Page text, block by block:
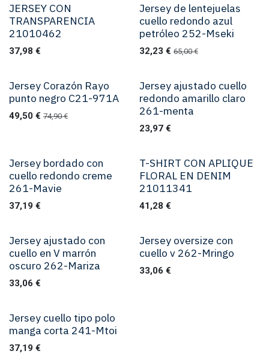
JERSEY CON
TRANSPARENCIA
21010462
37,98 €
Jersey de lentejuelas
cuello redondo azul
petróleo 252-Mseki
32,23 € 65,00€
Jersey Corazón Rayo
punto negro C21-971A
49,50 € 74,90€
Jersey ajustado cuello
redondo amarillo claro
261-menta
23,97€
Jersey bordado con
cuello redondo creme
261-Mavie
37,19 €
T-SHIRT CON APLIQUE
FLORAL EN DENIM
21011341
41,28 €
Jersey ajustado con
cuello en V marrón
oscuro 262-Mariza
33,06 €
Jersey oversize con
cuello v 262-Mringo
33,06 €
Jersey cuello tipo polo
manga corta 241-Mtoi
37,19 €